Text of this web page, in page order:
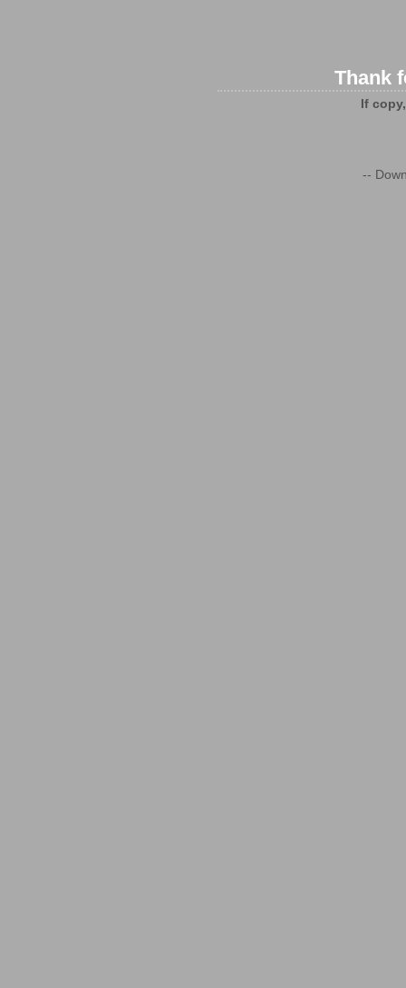
Thank
If
--